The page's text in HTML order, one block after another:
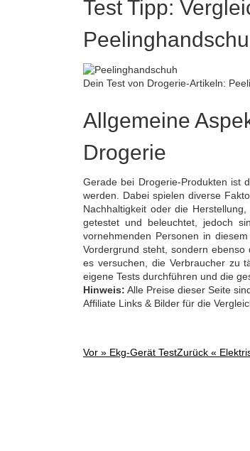
Test Tipp:
Dein Test von Drogerie-Artikeln:
Allgemeine
Drogerie
Gerade bei Drogerie-Produkten ist
werden. Dabei spielen diverse
Nachhaltigkeit oder die
getestet und beleuchtet, jedoch
vornehmenden Personen in
Vordergrund steht, sondern
es versuchen, die Verbraucher zu
eigene Tests durchführen und die
Hinweis: Alle Preise dieser Seite
Affiliate Links & Bilder für die
Post
Vor » Ekg-Gerät TestZurück «